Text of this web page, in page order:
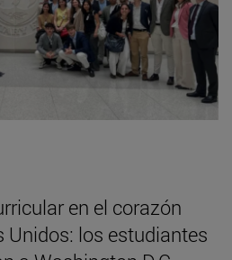
en el corazón
Unidos: los estudiantes